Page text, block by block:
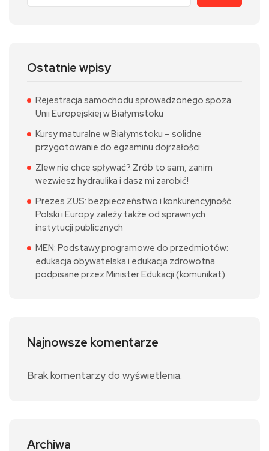
Ostatnie wpisy
Rejestracja samochodu sprowadzonego spoza
Unii Europejskiej w Białymstoku
Kursy maturalne w Białymstoku – solidne
przygotowanie do egzaminu dojrzałości
Zlew nie chce spływać? Zrób to sam, zanim
wezwiesz hydraulika i dasz mi zarobić!
Prezes ZUS: bezpieczeństwo i konkurencyjność
Polski i Europy zależy także od sprawnych
instytucji publicznych
MEN: Podstawy programowe do przedmiotów:
edukacja obywatelska i edukacja zdrowotna
podpisane przez Minister Edukacji (komunikat)
Najnowsze komentarze
Brak komentarzy do wyświetlenia.
Archiwa